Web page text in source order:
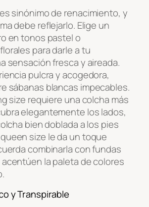
sinónimo de renacimiento, y
debe reflejarlo. Elige un
en tonos pastel o
para darle a tu
sensación fresca y aireada.
pulcra y acogedora,
sábanas blancas impecables.
size requiere una colcha más
elegantemente los lados,
bien doblada a los pies
size le da un toque
combinarla con fundas
la paleta de colores
y Transpirable